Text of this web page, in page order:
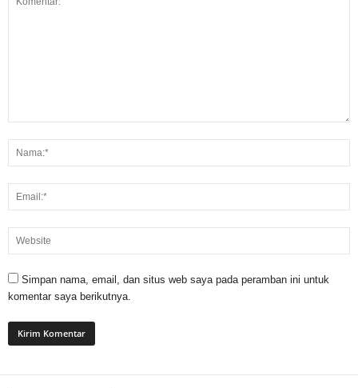
Simpan nama, email, dan situs web saya pada peramban ini untuk
komentar saya berikutnya.